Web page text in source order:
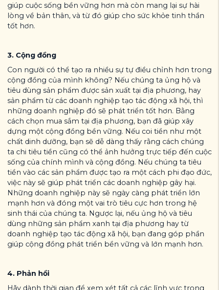
giúp cuộc sống bền vững hơn mà còn mang lại sự hài
lòng về bản thân, và từ đó giúp cho sức khỏe tinh thần
tốt hơn.
3. Cộng đồng
Con người có thể tạo ra nhiều sự tự điều chỉnh hơn trong
cộng đồng của mình không? Nếu chúng ta ủng hộ và
tiêu dùng sản phẩm được sản xuất tại địa phương, hay
sản phẩm từ các doanh nghiệp tạo tác động xã hội, thì
những doanh nghiệp đó sẽ phát triển tốt hơn. Bằng
cách chọn mua sắm tại địa phương, bạn đã giúp xây
dựng một cộng đồng bền vững. Nếu coi tiền như một
chất dinh dưỡng, bạn sẽ dễ dàng thấy rằng cách chúng
ta chi tiêu tiền cũng có thể ảnh hưởng trực tiếp đến cuộc
sống của chính mình và cộng đồng. Nếu chúng ta tiêu
tiền vào các sản phẩm được tạo ra một cách phi đạo đức,
việc này sẽ giúp phát triển các doanh nghiệp gây hại.
Những doanh nghiệp này sẽ ngày càng phát triển lớn
mạnh hơn và đóng một vai trò tiêu cực hơn trong hệ
sinh thái của chúng ta. Ngược lại, nếu ủng hộ và tiêu
dùng những sản phẩm xanh tại địa phương hay từ
doanh nghiệp tạo tác động xã hội, bạn đang góp phần
giúp cộng đồng phát triển bền vững và lớn mạnh hơn.
4. Phản hồi
Hãy dành thời gian để xem xét tất cả các lĩnh vực trong